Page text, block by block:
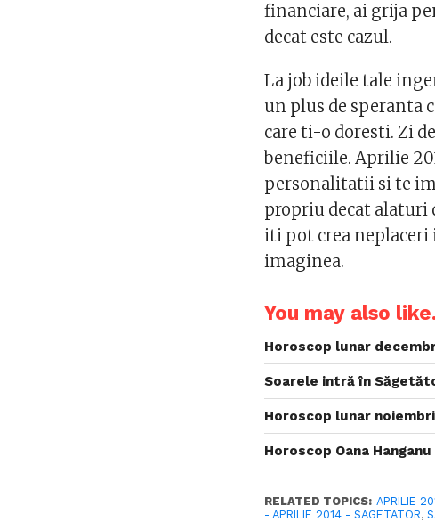
financiare, ai grija
decat este cazul.
La job ideile tale
un plus de speranta
care ti-o doresti. Zi
beneficiile. Aprilie
personalitatii si te
propriu decat alaturi
iti pot crea neplaceri
imaginea.
You may also
Horoscop lunar
Soarele intră în
Horoscop lunar
Horoscop Oana
RELATED TOPICS: APRILIE
- APRILIE 2014 - SAGETATOR,